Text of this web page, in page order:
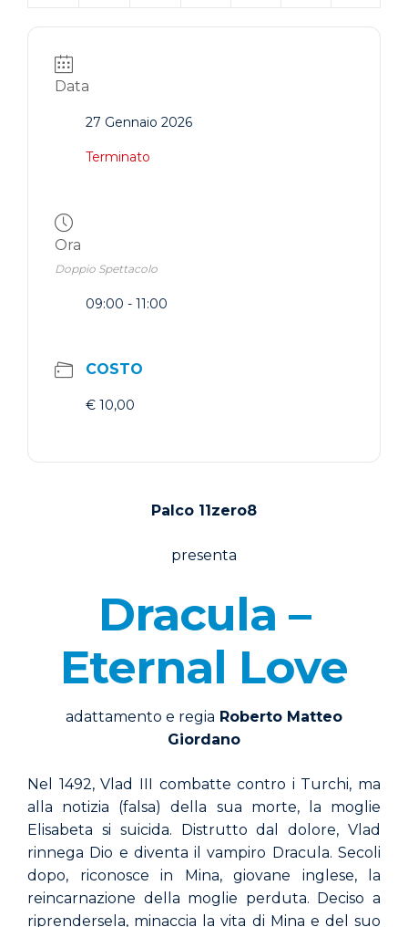
Data
27 Gennaio 2026
Terminato
Ora
Doppio Spettacolo
09:00 - 11:00
COSTO
€ 10,00
Palco 11zero8
presenta
Dracula –
Eternal Love
adattamento e regia Roberto Matteo
Giordano
Nel 1492, Vlad III combatte contro i Turchi, ma
alla notizia (falsa) della sua morte, la moglie
Elisabeta si suicida. Distrutto dal dolore, Vlad
rinnega Dio e diventa il vampiro Dracula. Secoli
dopo, riconosce in Mina, giovane inglese, la
reincarnazione della moglie perduta. Deciso a
riprendersela, minaccia la vita di Mina e del suo